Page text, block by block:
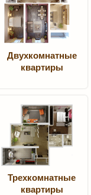
Двухкомнатные
квартиры
Трехкомнатные
квартиры